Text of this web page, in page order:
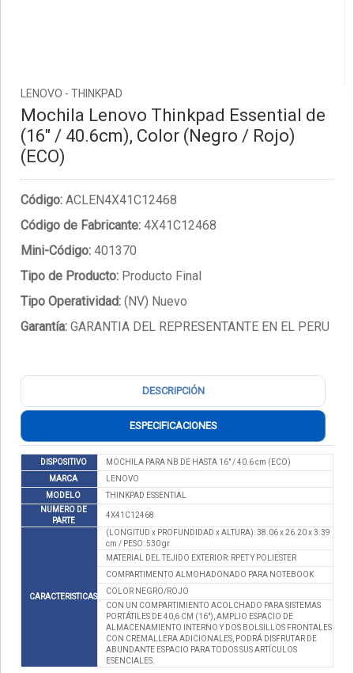
LENOVO - THINKPAD
Mochila Lenovo Thinkpad Essential de
(16" / 40.6cm), Color (Negro / Rojo)
(ECO)
Código: ACLEN4X41C12468
Código de Fabricante: 4X41C12468
Mini-Código: 401370
Tipo de Producto: Producto Final
Tipo Operatividad: (NV) Nuevo
Garantía: GARANTIA DEL REPRESENTANTE EN EL PERU
DESCRIPCIÓN
ESPECIFICACIONES
DISPOSITIVO
MOCHILA PARA NB DE HASTA 16" / 40.6 cm (ECO)
MARCA
LENOVO
MODELO
THINKPAD ESSENTIAL
NUMERO DE
PARTE
4X41C12468
CARACTERISTICAS
(LONGITUD x PROFUNDIDAD x ALTURA): 38.06 x 26.20 x 3.39
cm / PESO: 530 gr
MATERIAL DEL TEJIDO EXTERIOR: RPET Y POLIESTER
COMPARTIMENTO ALMOHADONADO PARA NOTEBOOK
COLOR NEGRO/ROJO
CON UN COMPARTIMIENTO ACOLCHADO PARA SISTEMAS
PORTÁTILES DE 40,6 CM (16"), AMPLIO ESPACIO DE
ALMACENAMIENTO INTERNO Y DOS BOLSILLOS FRONTALES
CON CREMALLERA ADICIONALES, PODRÁ DISFRUTAR DE
ABUNDANTE ESPACIO PARA TODOS SUS ARTÍCULOS
ESENCIALES.